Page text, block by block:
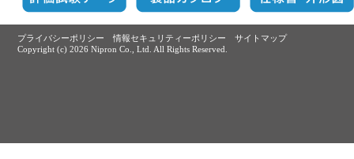
プライバシーポリシー 情報セキュリティーポリシー
サイトマップ
Copyright (c) 2026 Nipron Co., Ltd. All Rights Reserved.